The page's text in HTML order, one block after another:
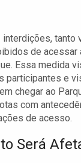
tanto
de acessar
Essa medida
participantes e
chegar ao
com
de acesso.
Será